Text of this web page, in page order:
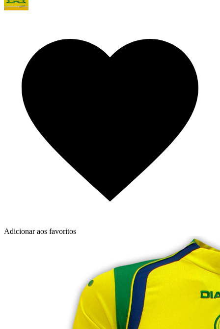
Adicionar aos favoritos